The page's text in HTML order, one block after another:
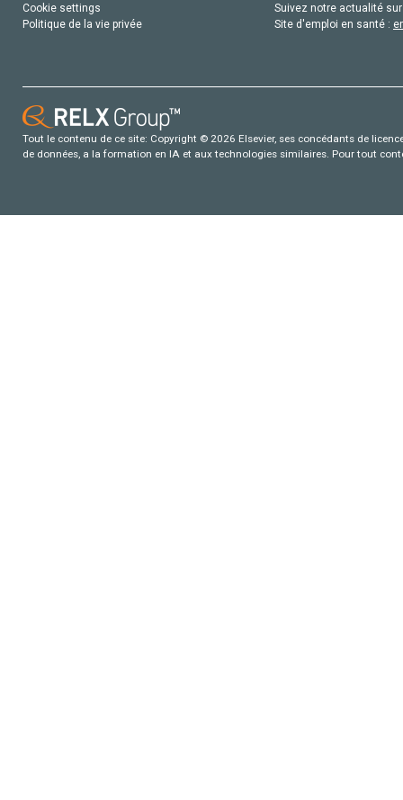
Cookie settings
Politique de la vie privée
Suivez notre actualité
Site d'emploi en santé :
Tout le contenu de ce site: Copyright © 2026 Elsevier, ses concédants de
de données, a la formation en IA et aux technologies similaires. Pour tout